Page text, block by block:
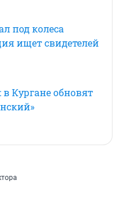
под колеса
ищет свидетелей
Кургане обновят